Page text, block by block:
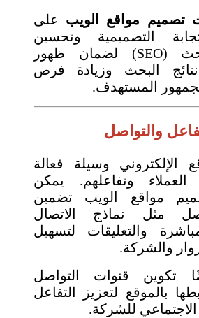
تصميم مواقع الويب على
التصميمية وتحسين
محركات البحث (SEO) لضمان ظهور
البحث وزيادة فرص
المستهدف.
والتواصل
الإلكتروني وسيلة فعالة
وتفاعلهم. يمكن
مواقع الويب تضمين
مثل نماذج الاتصال
والتعليقات لتسهيل
والشركة.
تكوين قنوات التواصل
بالموقع لتعزيز التفاعل
الاجتماعي للشركة.